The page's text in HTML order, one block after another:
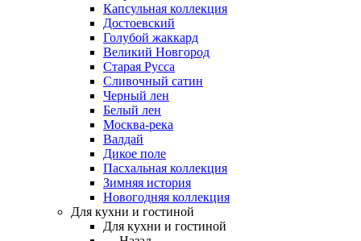
Капсульная коллекция
Достоевский
Голубой жаккард
Великий Новгород
Старая Русса
Сливочный сатин
Черный лен
Белый лен
Москва-река
Валдай
Дикое поле
Пасхальная коллекция
Зимняя история
Новогодняя коллекция
Для кухни и гостиной
Для кухни и гостиной